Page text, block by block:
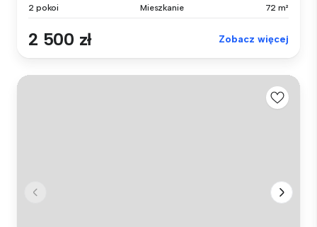
2 pokoi Mieszkanie 72 m²
2 500 zł Zobacz więcej